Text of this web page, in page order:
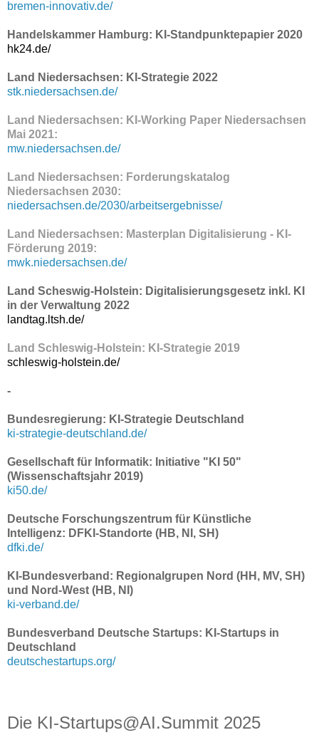
bremen-innovativ.de/
Handelskammer Hamburg: KI-Standpunktepapier 2020
hk24.de/
Land Niedersachsen: KI-Strategie 2022
stk.niedersachsen.de/
Land Niedersachsen: KI-Working Paper Niedersachsen
Mai 2021:
mw.niedersachsen.de/
Land Niedersachsen: Forderungskatalog
Niedersachsen 2030:
niedersachsen.de/2030/arbeitsergebnisse/
Land Niedersachsen: Masterplan Digitalisierung - KI-
Förderung 2019:
mwk.niedersachsen.de/
Land Scheswig-Holstein: Digitalisierungsgesetz inkl. KI
in der Verwaltung 2022
landtag.ltsh.de/
Land Schleswig-Holstein: KI-Strategie 2019
schleswig-holstein.de/
-
Bundesregierung: KI-Strategie Deutschland
ki-strategie-deutschland.de/
Gesellschaft für Informatik: Initiative "KI 50"
(Wissenschaftsjahr 2019)
ki50.de/
Deutsche Forschungszentrum für Künstliche
Intelligenz: DFKI-Standorte (HB, NI, SH)
dfki.de/
KI-Bundesverband: Regionalgrupen Nord (HH, MV, SH)
und Nord-West (HB, NI)
ki-verband.de/
Bundesverband Deutsche Startups: KI-Startups in
Deutschland
deutschestartups.org/
Die KI-Startups@AI.Summit 2025